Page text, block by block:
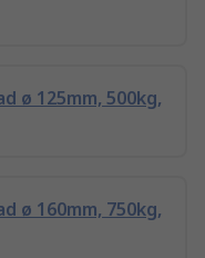
ø 125mm, 500kg,
ø 160mm, 750kg,